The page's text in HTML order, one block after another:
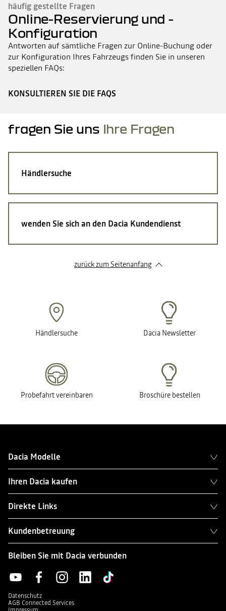
häufig gestellte Fragen
Online-Reservierung und -
Konfiguration
Antworten auf sämtliche Fragen zur Online-Buchung oder
zur Konfiguration Ihres Fahrzeugs finden Sie in unseren
speziellen FAQs:
KONSULTIEREN SIE DIE FAQS
fragen Sie uns Ihre Fragen
Händlersuche
wenden Sie sich an den Dacia Kundendienst
zurück zum Seitenanfang
Händlersuche Dacia Newsletter
Probefahrt vereinbaren Broschüre bestellen
Dacia Modelle
Ihren Dacia kaufen
Direkte Links
Kundenbetreuung
Bleiben Sie mit Dacia verbunden
Datenschutz
AGB Connected Services